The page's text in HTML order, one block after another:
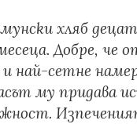
хляб
Добре, че
най-сетне
му придава